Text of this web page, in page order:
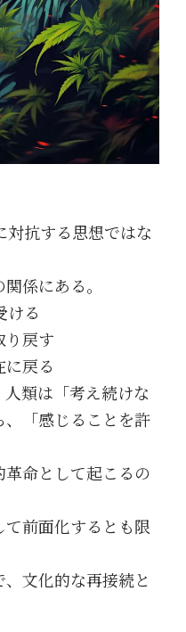
抗する思想ではな
係にある。
る
戻す
戻る
類は「考え続けな
、「感じることを許
命として起こるの
前面化するとも限
文化的な再接続と